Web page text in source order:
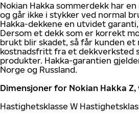
Nokian Hakka sommerdekk har
og går ikke i stykker ved normal
Hakka-dekkene en utvidet
Dersom et dekk som er korrekt
brukt blir skadet, så får kunden
kostnadsfritt fra et dekkverksted
produkter. Hakka-garantien
Norge og Russland.
Dimensjoner for Nokian Hakka
Hastighetsklasse W